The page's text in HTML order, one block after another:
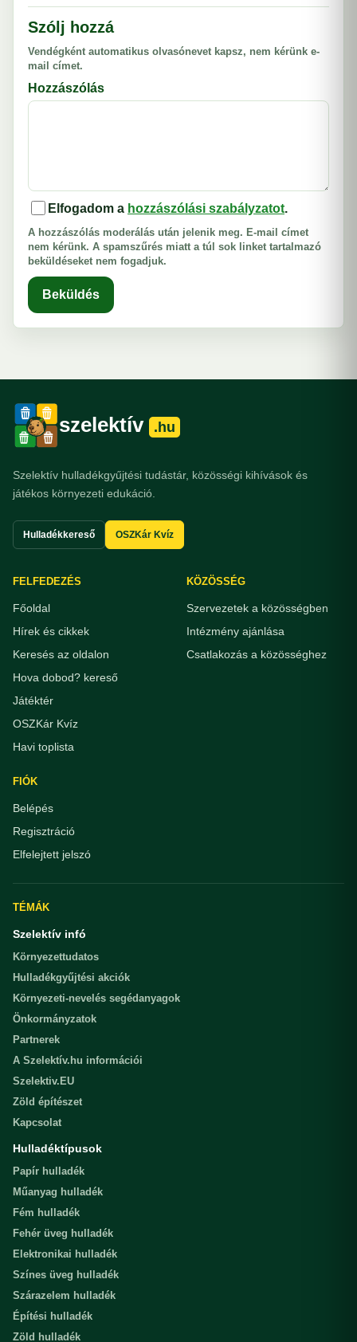
Szólj hozzá
Vendégként automatikus olvasónevet kapsz, nem kérünk e-
mail címet.
Hozzászólás
Elfogadom a hozzászólási szabályzatot.
A hozzászólás moderálás után jelenik meg. E-mail címet
nem kérünk. A spamszűrés miatt a túl sok linket tartalmazó
beküldéseket nem fogadjuk.
Beküldés
szelektív .hu
Szelektív hulladékgyűjtési tudástár, közösségi kihívások és
játékos környezeti edukáció.
Hulladékkereső OSZKár Kvíz
FELFEDEZÉS
Főoldal
Hírek és cikkek
Keresés az oldalon
Hova dobod? kereső
Játéktér
OSZKár Kvíz
Havi toplista
KÖZÖSSÉG
Szervezetek a közösségben
Intézmény ajánlása
Csatlakozás a közösséghez
FIÓK
Belépés
Regisztráció
Elfelejtett jelszó
TÉMÁK
Szelektív infó
Környezettudatos
Hulladékgyűjtési akciók
Környezeti-nevelés segédanyagok
Önkormányzatok
Partnerek
A Szelektív.hu információi
Szelektiv.EU
Zöld építészet
Kapcsolat
Hulladéktípusok
Papír hulladék
Műanyag hulladék
Fém hulladék
Fehér üveg hulladék
Elektronikai hulladék
Színes üveg hulladék
Szárazelem hulladék
Építési hulladék
Zöld hulladék